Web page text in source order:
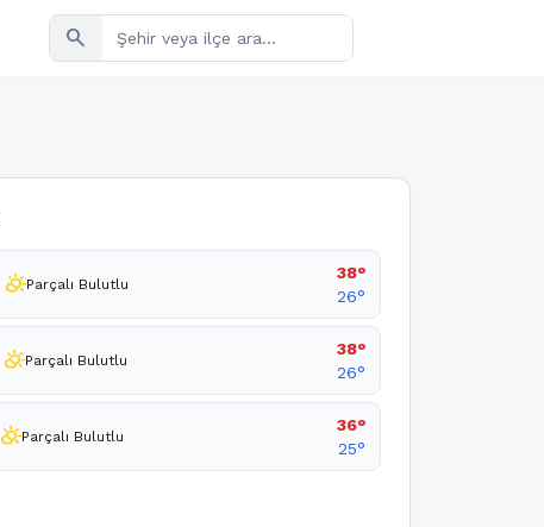
search
partly_cloudy_dayParçalı Bulutlu
38°
26°
partly_cloudy_dayParçalı Bulutlu
38°
26°
partly_cloudy_dayParçalı Bulutlu
36°
25°